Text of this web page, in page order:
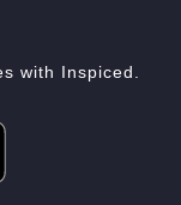
with Inspiced.